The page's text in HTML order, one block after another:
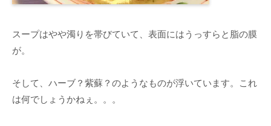
スープはやや濁りを帯びていて、表面にはうっすらと脂の膜
が。
そして、ハーブ？紫蘇？のようなものが浮いています。これ
は何でしょうかねぇ。。。